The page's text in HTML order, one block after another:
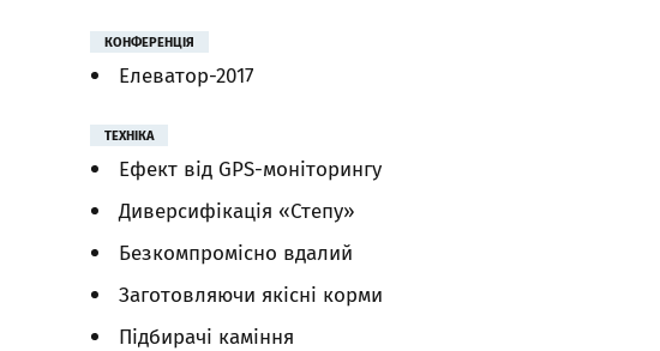
КОНФЕРЕНЦІЯ
Елеватор-2017
ТЕХНІКА
Ефект від GPS-моніторингу
Диверсифікація «Степу»
Безкомпромісно вдалий
Заготовляючи якісні корми
Підбирачі каміння